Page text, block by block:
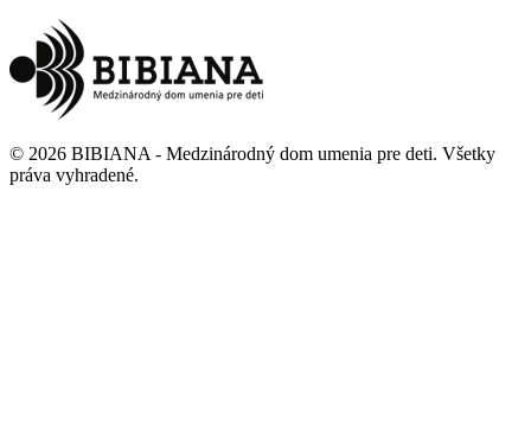
© 2026 BIBIANA - Medzinárodný dom umenia pre deti. Všetky
práva vyhradené.